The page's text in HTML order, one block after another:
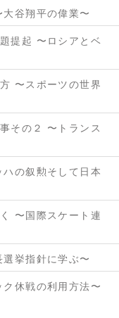
谷翔平の偉業〜
提起 〜ロシアとベ
〜スポーツの世界
その２ 〜トランス
の叙勲そして日本
〜国際スケート連
挙指針に学ぶ〜
休戦の利用方法〜